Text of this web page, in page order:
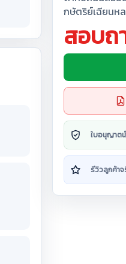
กษัตริย์เฉียนห
สอบถ
ใบอนุญาตน
รีวิวลูกค้าจ